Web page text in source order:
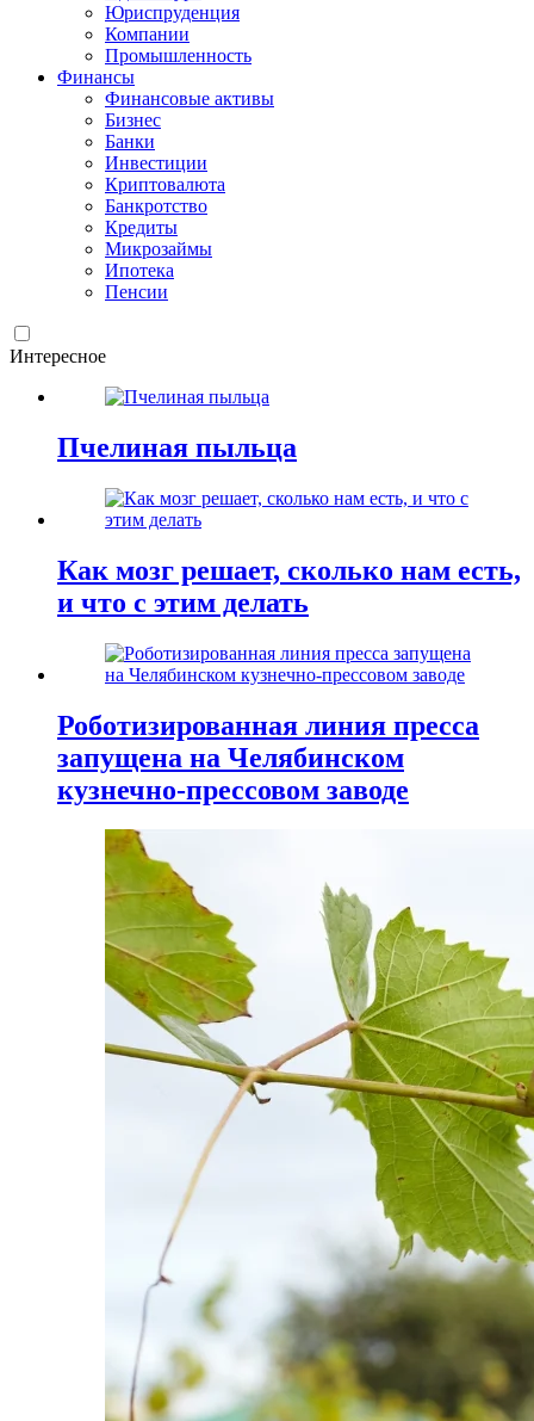
Юриспруденция
Компании
Промышленность
Финансы
Финансовые активы
Бизнес
Банки
Инвестиции
Криптовалюта
Банкротство
Кредиты
Микрозаймы
Ипотека
Пенсии
Интересное
Пчелиная пыльца
Как мозг решает, сколько нам есть,
и что с этим делать
Роботизированная линия пресса
запущена на Челябинском
кузнечно-прессовом заводе